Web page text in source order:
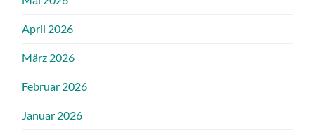
April 2026
März 2026
Februar 2026
Januar 2026